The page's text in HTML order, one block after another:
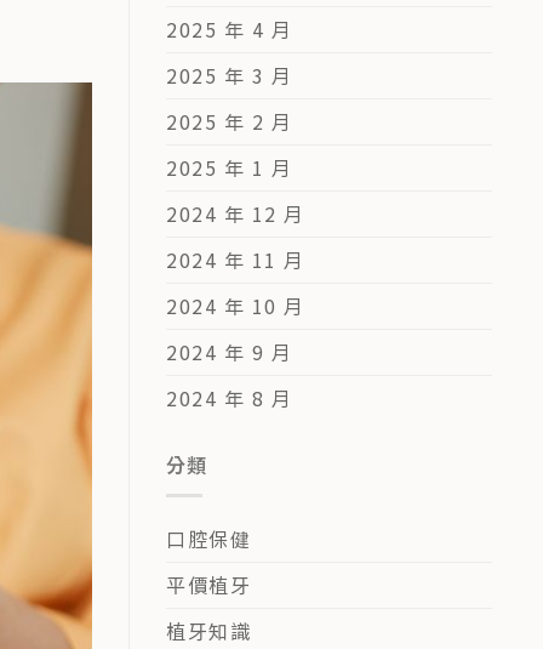
2025 年 4 月
2025 年 3 月
2025 年 2 月
2025 年 1 月
2024 年 12 月
2024 年 11 月
2024 年 10 月
2024 年 9 月
2024 年 8 月
分類
口腔保健
平價植牙
植牙知識